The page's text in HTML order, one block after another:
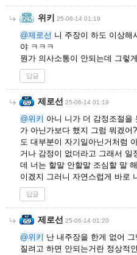
위키 25-06-14 01:19
@제로선 니 주장이 하도 이상해
야 ㅋㅋㅋ
뭔가 의사소통이 안되는데 그렇
답글
제로선 25-06-14 01:19
@위키 아니 니가 더 감정조절을
가 아닌가보다 했지 그럼 뭐겠어
도 대부분이 자기일아닌거처럼
거나 감정이 없더라고 그래서 일
데 너는 할말 안할말 조심할 말
이겠지 그러니 자연스럽게 바로
답글
제로선 25-06-14 01:20
@위키 난 내주장을 한게 없어
질려고 하면 안되는거란 정상적